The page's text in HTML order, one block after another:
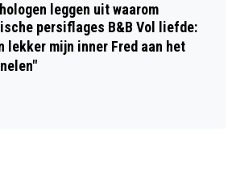
leggen uit waarom
persiflages B&B Vol liefde:
lekker mijn inner Fred aan het